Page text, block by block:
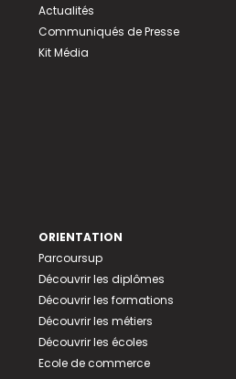
Actualités
Communiqués de Presse
Kit Média
ORIENTATION
Parcoursup
Découvrir les diplômes
Découvrir les formations
Découvrir les métiers
Découvrir les écoles
Ecole de commerce